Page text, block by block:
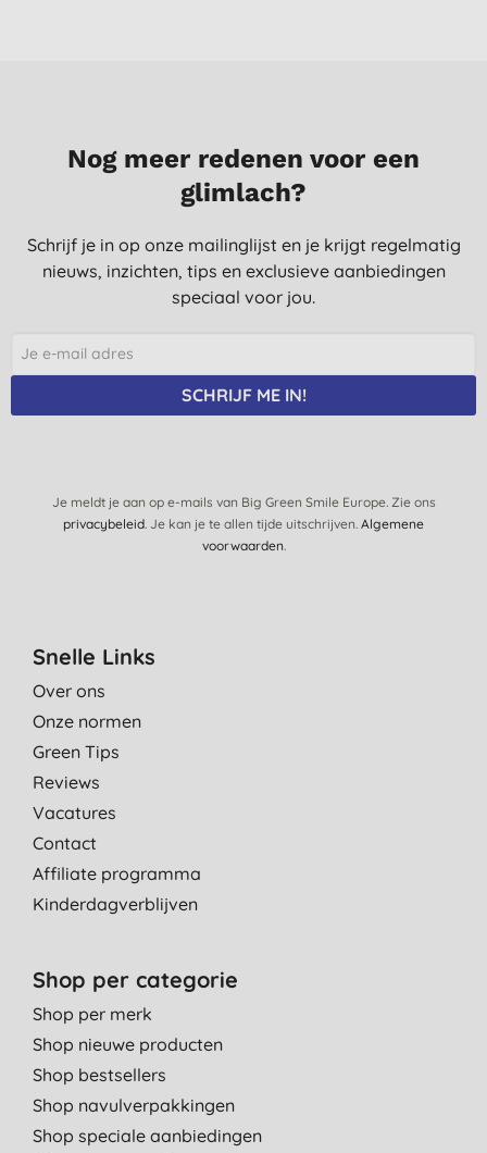
Nog meer redenen voor een
glimlach?
Schrijf je in op onze mailinglijst en je krijgt regelmatig
nieuws, inzichten, tips en exclusieve aanbiedingen
speciaal voor jou.
SCHRIJF ME IN!
Je meldt je aan op e-mails van Big Green Smile Europe. Zie ons
privacybeleid. Je kan je te allen tijde uitschrijven. Algemene
voorwaarden.
Snelle Links
Over ons
Onze normen
Green Tips
Reviews
Vacatures
Contact
Affiliate programma
Kinderdagverblijven
Shop per categorie
Shop per merk
Shop nieuwe producten
Shop bestsellers
Shop navulverpakkingen
Shop speciale aanbiedingen